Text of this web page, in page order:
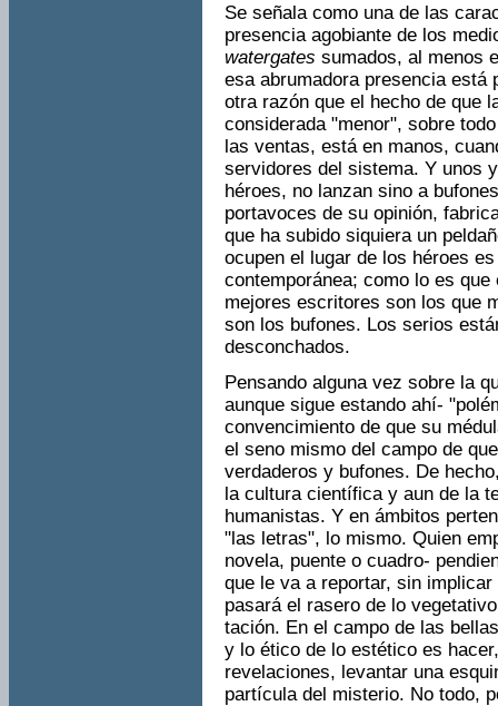
Se señala como una de las
presencia agobiante de los
watergates sumados, al menos
esa abrumadora presencia está
otra razón que el hecho de que
considerada "menor", sobre
las ventas,­ está en manos,
servidores del sistema. Y unos
héroes, no lanzan sino a
portavoces de su opinión,
que ha subido siquiera un
ocupen el lugar de los héroes
contemporánea; como lo es
mejores escri­tores son los que
son los bufones. Los serios
desconchados.
Pensando alguna vez sobre la
aunque sigue estando ahí-
convencimiento de que su
el seno mismo del campo de
verdaderos y bufones. De
la cultura científi­ca y aun de la
humanistas. Y en ámbitos
"las letras", lo mismo. Quien
novela, puente o cua­dro-
que le va a reportar, sin
pasará el rasero de lo
tación. En el campo de las
y lo ético de lo estético es
revelaciones, levantar una
partícula del misterio. No todo,